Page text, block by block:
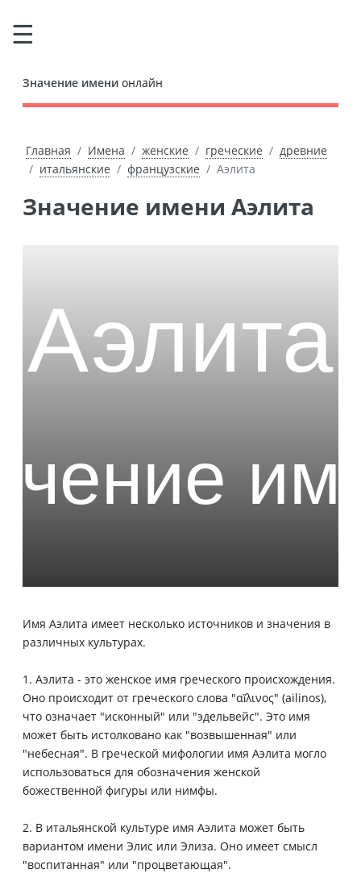
Значение имени онлайн
Главная Имена женские греческие
древние
итальянские
французские Аэлита
Значение имени Аэлита
Имя Аэлита имеет несколько источников и значения в
различных культурах.
1. Аэлита - это женское имя греческого происхождения.
Оно происходит от греческого слова "αἴλινος" (ailinos),
что означает "исконный" или "эдельвейс". Это имя
может быть истолковано как "возвышенная" или
"небесная". В греческой мифологии имя Аэлита могло
использоваться для обозначения женской
божественной фигуры или нимфы.
2. В итальянской культуре имя Аэлита может быть
вариантом имени Элис или Элиза. Оно имеет смысл
"воспитанная" или "процветающая".